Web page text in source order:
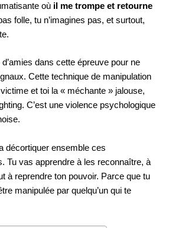
où il me trompe et retourne
folle, tu n’imagines pas, et surtout,
dans cette épreuve pour ne
Cette technique de manipulation
et toi la « méchante » jalouse,
C’est une violence psychologique
décortiquer ensemble ces
Tu vas apprendre à les reconnaître, à
à reprendre ton pouvoir. Parce que tu
manipulée par quelqu’un qui te